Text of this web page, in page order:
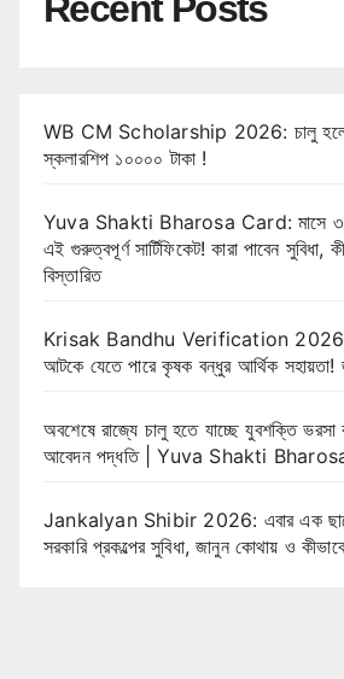
WB CM Scholarship 2026: চালু হলো
স্কলারশিপ ১০০০০ টাকা !
Yuva Shakti Bharosa Card: মাসে
এই গুরুত্বপূর্ণ সার্টিফিকেট! কারা পাবেন সুবিধা,
বিস্তারিত
Krisak Bandhu Verification 2026:
আটকে যেতে পারে কৃষক বন্ধুর আর্থিক সহায়তা!
অবশেষে রাজ্যে চালু হতে যাচ্ছে যুবশক্তি ভরসা
আবেদন পদ্ধতি | Yuva Shakti
Jankalyan Shibir 2026: এবার এক
সরকারি প্রকল্পের সুবিধা, জানুন কোথায় ও